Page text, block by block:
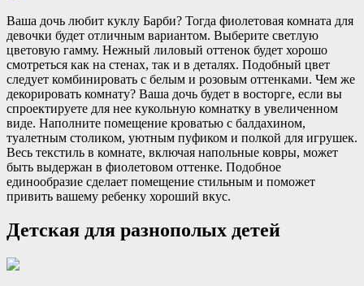
Ваша дочь любит куклу Барби? Тогда фиолетовая комната для
девочки будет отличным вариантом. Выберите светлую
цветовую гамму. Нежный лиловый оттенок будет хорошо
смотреться как на стенах, так и в деталях. Подобный цвет
следует комбинировать с белым и розовым оттенками. Чем же
декорировать комнату? Ваша дочь будет в восторге, если вы
спроектируете для нее кукольную комнатку в увеличенном
виде. Наполните помещение кроватью с балдахином,
туалетным столиком, уютным пуфиком и полкой для игрушек.
Весь текстиль в комнате, включая напольные ковры, может
быть выдержан в фиолетовом оттенке. Подобное
единообразие сделает помещение стильным и поможет
привить вашему ребенку хороший вкус.
Детская для разнополых детей